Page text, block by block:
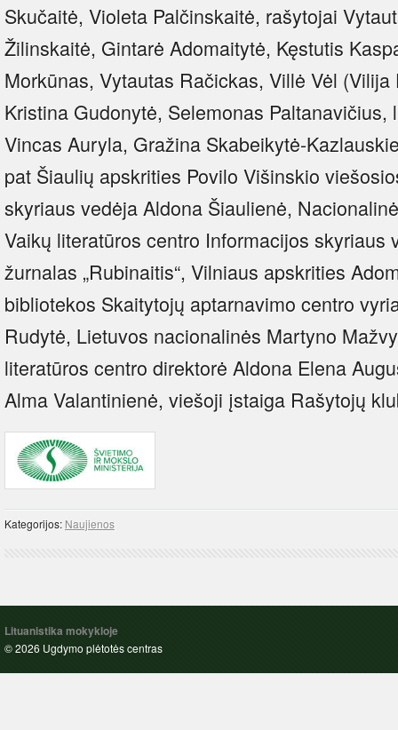
Skučaitė, Violeta Palčinskaitė, rašytojai
Žilinskaitė, Gintarė Adomaitytė, Kęstutis
Morkūnas, Vytautas Račickas, Villė Vėl
Kristina Gudonytė, Selemonas
Vincas Auryla, Gražina Skabeikytė-
pat Šiaulių apskrities Povilo Višinskio
skyriaus vedėja Aldona Šiaulienė,
Vaikų literatūros centro Informacijos skyriaus
žurnalas „Rubinaitis“, Vilniaus apskrities
bibliotekos Skaitytojų aptarnavimo centro
Rudytė, Lietuvos nacionalinės Martyno
literatūros centro direktorė Aldona Elena
Alma Valantinienė, viešoji įstaiga Rašytojų
Kategorijos: Naujienos
Lituanistika mokykloje
© 2026 Ugdymo plėtotės centras